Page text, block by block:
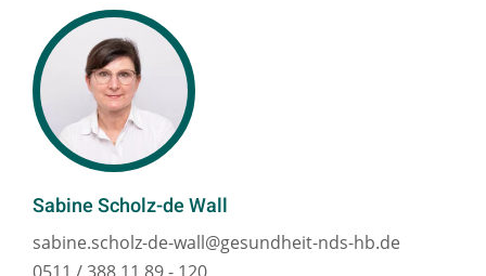
Sabine Scholz-de Wall
sabine.scholz-de-wall@gesundheit-nds-hb.de